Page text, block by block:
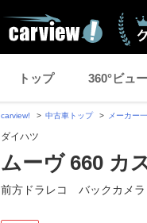
トップ 360°ビュー
carview! 中古車トップ メーカー
ダイハツ
ムーヴ 660 カ
前方ドラレコ バックカメ